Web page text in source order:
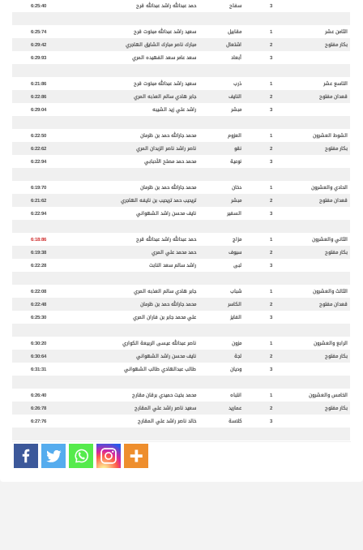
3
سفاح حمد عبدالله راشد عبدالله قرح 6:25:40
الثامن عشر 1 مقابيل سعيد راشد عبدالله مبخوت قرح
6:25:74
بكار مفتوح
2 اشتعال مبارك ناصر مبارك الشايق الهاجري
6:29:42
3
أبعاد سعد عامر سعد الفهيده المري 6:29:93
التاسع عشر 1 ذرب سعيد راشد عبدالله مبخوت قرح
6:21:86
قعدان مفتوح
2 النايف جابر هادي سالم العذبه المري
6:22:86
3
مبشر راشد علي زيد الشيبه 6:29:04
الشوط العشرون 1 العزوم محمد جارالله حمد بن ظرمان
6:22:50
بكار مفتوح
2 نقو ناصر راشد ناصر الزبدان المري
6:22:62
3
نوعية محمد حمد مصلح الأحبابي 6:22:94
الحادي والعشرون 1 دخان محمد جارالله حمد بن ظرمان
6:19:70
قعدان مفتوح
2 مبشر تريحيب حمد تريحيب بن نايفه الهاجري
6:21:62
3
السفير نايف محسن راشد الشهواني 6:22:94
الثاني والعشرون 1 مزاج حمد عبدالله راشد عبدالله قرح
6:18:86
بكار مفتوح
2 سيوف حمد محمد علي المري
6:19:38
3
لبى راشد سالم سعد النابت 6:22:28
الثالث والعشرون 1 شباب جابر هادي سالم العذبه المري
6:22:08
قعدان مفتوح
2 الكاسر محمد جارالله حمد بن ظرمان
6:22:48
3
الفايز علي محمد جابر بن فاران المري 6:25:30
الرابع والعشرون 1 مزون ناصر عبدالله عيسى الربيعة الكواري
6:30:20
بكار مفتوح
2 لجة نايف محسن راشد الشهواني
6:30:64
3
وديان طالب عبدالهادي طالب الشهواني 6:31:31
الخامس والعشرون 1 انتباه محمد بخيت حميدي برقان مقارح
6:26:40
بكار مفتوح
2 عماريد سعيد ناصر راشد علي المقارح
6:26:78
3
كلاسة خالد ناصر راشد علي المقارح 6:27:76